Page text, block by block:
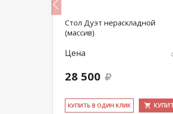
Стол Дуэт нераскладной
(массив)
Цена
28 500
КУ­ПИТЬ В ОДИН КЛИК